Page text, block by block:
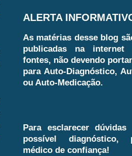
ALERTA
As matérias desse blog
publicadas na internet
fontes, não devendo
para Auto-Diagnóstico,
ou Auto-Medicação.
Para esclarecer
possível diagnóstico,
médico de confiança!